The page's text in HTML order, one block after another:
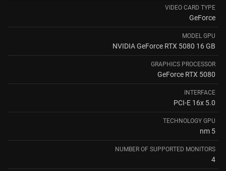
VIDEO CARD TYPE
GeForce
MODEL GPU
NVIDIA GeForce RTX 5080 16 GB
GRAPHICS PROCESSOR
GeForce RTX 5080
INTERFACE
PCI-E 16x 5.0
TECHNOLOGY GPU
5 nm
NUMBER OF SUPPORTED MONITORS
4